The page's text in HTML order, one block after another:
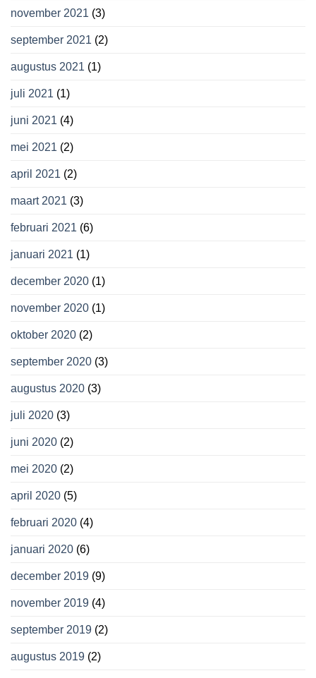
november 2021 (3)
september 2021 (2)
augustus 2021 (1)
juli 2021 (1)
juni 2021 (4)
mei 2021 (2)
april 2021 (2)
maart 2021 (3)
februari 2021 (6)
januari 2021 (1)
december 2020 (1)
november 2020 (1)
oktober 2020 (2)
september 2020 (3)
augustus 2020 (3)
juli 2020 (3)
juni 2020 (2)
mei 2020 (2)
april 2020 (5)
februari 2020 (4)
januari 2020 (6)
december 2019 (9)
november 2019 (4)
september 2019 (2)
augustus 2019 (2)